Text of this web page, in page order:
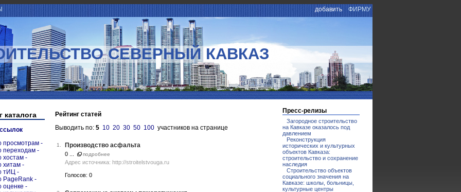
добавить ФИРМУ
СЕВЕРНЫЙ КАВКАЗ
каталога
просмотрам -
переходам -
хостам -
хитам -
тИЦ -
PageRank -
оценке -
Рейтинг статей
Выводить по: 5 10 20 30 50 100 участников на странице
1. Производство асфальта
0 ... подробнее
Адрес источника: http://stroitelstvouga.ru
Голосов: 0
Пресс-релизы
Загородное строительство
на Кавказе оказалось под
давлением
Реконструкция
исторических и культурных
объектов Кавказа:
строительство и сохранение
наследия
Строительство объектов
социального значения на
Кавказе: школы, больницы,
культурные центры